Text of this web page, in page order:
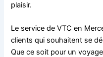
plaisir.
Le service de VTC en
clients qui souhaitent se
Que ce soit pour un